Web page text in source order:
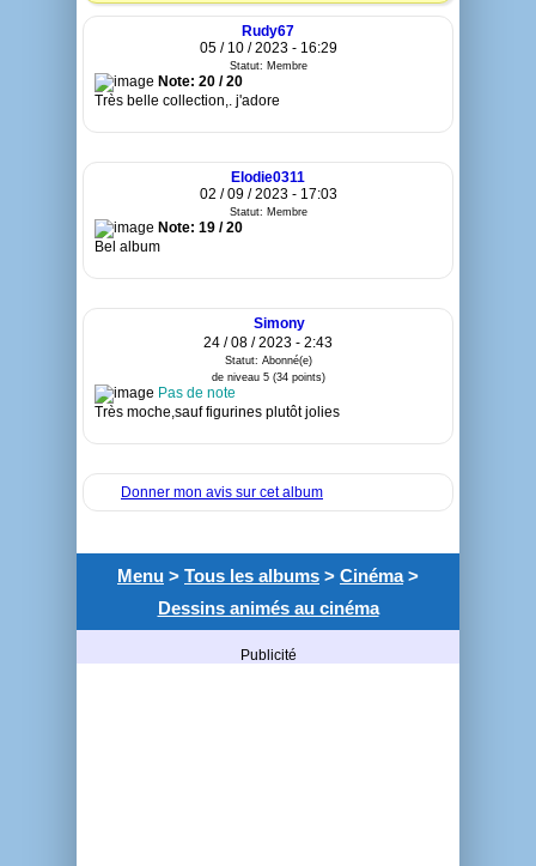
Rudy67
05 / 10 / 2023 - 16:29
Statut: Membre
Note: 20 / 20
Très belle collection,. j'adore
Elodie0311
02 / 09 / 2023 - 17:03
Statut: Membre
Note: 19 / 20
Bel album
Simony
24 / 08 / 2023 - 2:43
Statut: Abonné(e)
de niveau 5 (34 points)
Pas de note
Très moche,sauf figurines plutôt jolies
Donner mon avis sur cet album
Menu > Tous les albums > Cinéma>
Dessins animés au cinéma
Publicité